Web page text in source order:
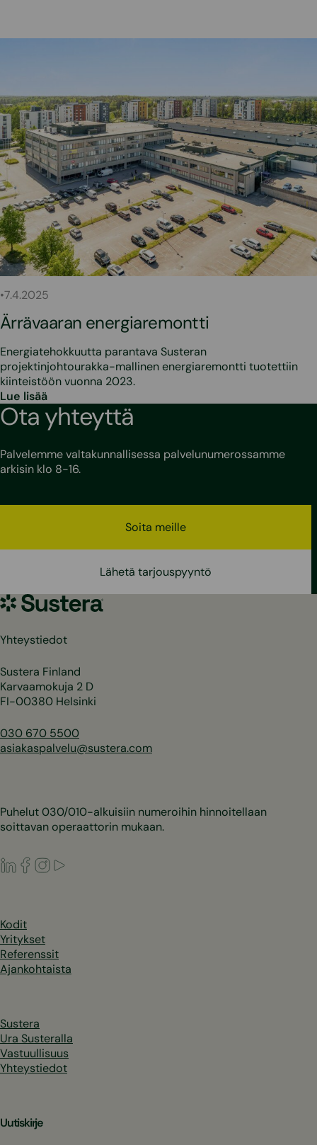
•7.4.2025
Ärrävaaran energiaremontti
Energiatehokkuutta parantava Susteran
projektinjohtourakka-mallinen energiaremontti tuotettiin
kiinteistöön vuonna 2023.
Lue lisää
Ota yhteyttä
Palvelemme valtakunnallisessa palvelunumerossamme
arkisin klo 8-16.
Soita meille
Lähetä tarjouspyyntö
Sustera
Yhteystiedot
Sustera Finland
Karvaamokuja 2 D
FI-00380 Helsinki
030 670 5500
asiakaspalvelu@sustera.com
Puhelut 030/010-alkuisiin numeroihin hinnoitellaan
soittavan operaattorin mukaan.
LinkedIn
Facebook
Instagram
Kodit
Yritykset
Referenssit
Ajankohtaista
Sustera
Ura Susteralla
Vastuullisuus
Yhteystiedot
Uutiskirje